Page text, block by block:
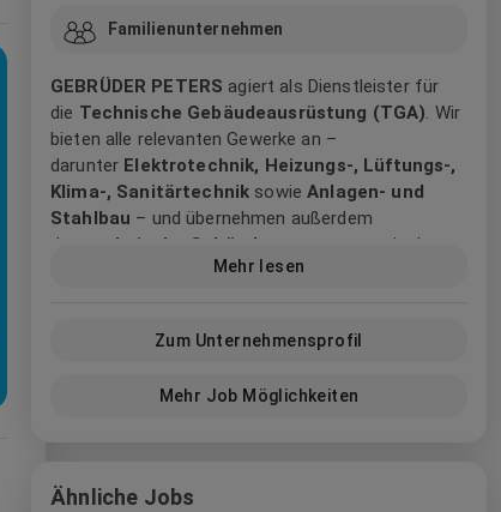
Familienunternehmen
GEBRÜDER PETERS agiert als Dienstleister für
die Technische Gebäudeausrüstung (TGA). Wir
bieten alle relevanten Gewerke an –
darunter Elektrotechnik, Heizungs-, Lüftungs-,
Klima-, Sanitärtechnik sowieAnlagen- und
Stahlbau – und übernehmen außerdem
das
technische Gebäudemanagement
in den
Bereichen Industrie- und Gewerbebau, öffentlicher
1903 gegründet, sind wir heute ein großes
Unser Hauptsitz befindet sich in Ingolstadt;
vertreten.
Mehr lesen
Zum Unternehmensprofil
Mehr Job Möglichkeiten
Ähnliche Jobs